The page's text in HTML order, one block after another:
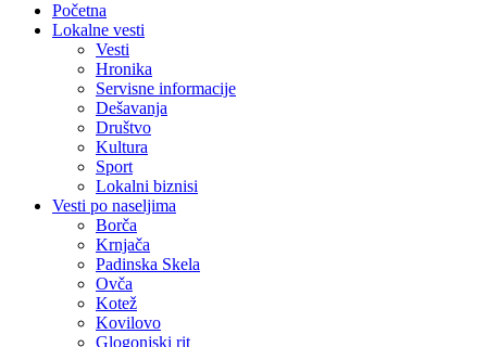
Početna
Lokalne vesti
Vesti
Hronika
Servisne informacije
Dešavanja
Društvo
Kultura
Sport
Lokalni biznisi
Vesti po naseljima
Borča
Krnjača
Padinska Skela
Ovča
Kotež
Kovilovo
Glogonjski rit